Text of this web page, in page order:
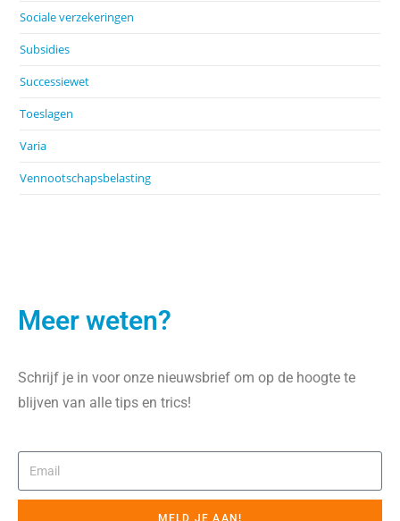
Sociale verzekeringen
Subsidies
Successiewet
Toeslagen
Varia
Vennootschapsbelasting
Meer weten?
Schrijf je in voor onze nieuwsbrief om op de hoogte te
blijven van alle tips en trics!
MELD JE AAN!